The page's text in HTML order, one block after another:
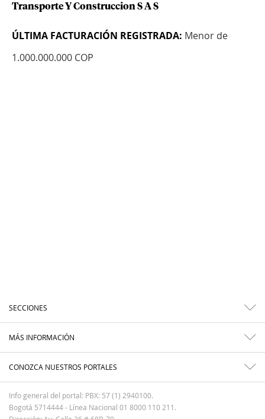
Transporte Y Construccion S A S
ÚLTIMA FACTURACIÓN REGISTRADA: Menor de
1.000.000.000 COP
SECCIONES
MÁS INFORMACIÓN
CONOZCA NUESTROS PORTALES
Info general del portal: PBX: 57 (1) 2940100.
Bogotá 5714444 - Línea Nacional 01 8000 110 211.